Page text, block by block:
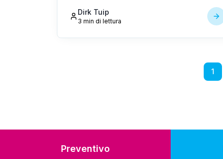
Dirk Tuip
3 min di lettura
1
Preventivo